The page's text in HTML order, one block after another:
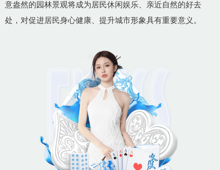
意盎然的园林景观将成为居民休闲娱乐、亲近自然的好去
处，对促进居民身心健康、提升城市形象具有重要意义。